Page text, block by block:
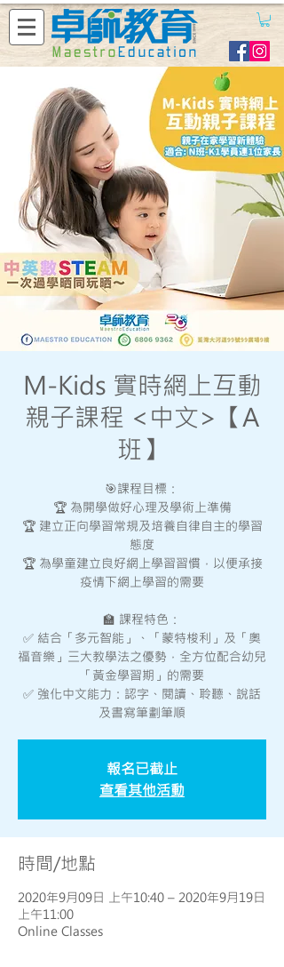
M-Kids 實時網上互動
親子課程 <中文>【A
班】
🎯課程目標：
🏆 為開學做好心理及學術上準備
🏆 建立正向學習常規及培養自律自主的學習
態度
🏆 為學童建立良好網上學習習慣，以便承接
疫情下網上學習的需要
🏫 課程特色：
✅ 結合「多元智能」、「蒙特梭利」及「奧
福音樂」三大教學法之優勢，全方位配合幼兒
「黃金學習期」的需要
✅ 強化中文能力：認字、閱讀、聆聽、說話
及書寫筆劃筆順
報名已截止
查看其他活動
時間/地點
2020年9月09日 上午10:40 – 2020年9月19日
上午11:00
Online Classes